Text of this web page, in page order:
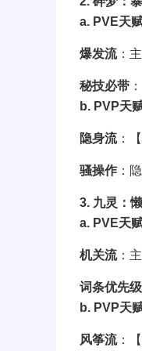
a. PVE天
爆发流：
秘技必带
b. PVP天
隐身流：
骚操作 ：
3. 九灵：
a. PVE天
机关流：
词条优先级
b. PVP天
风筝流：